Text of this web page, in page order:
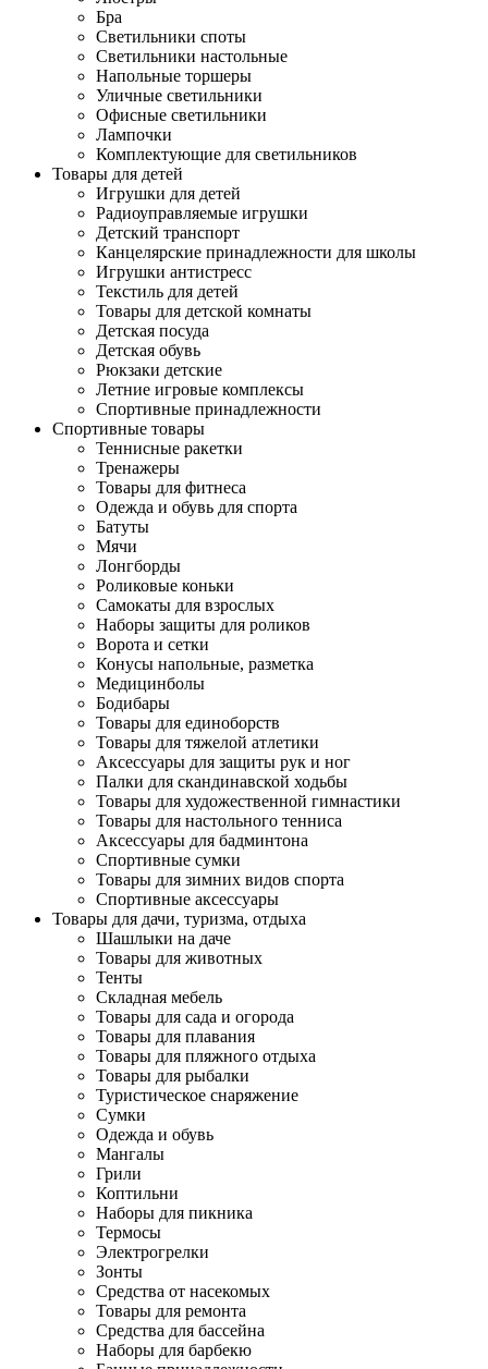
Бра
Светильники споты
Светильники настольные
Напольные торшеры
Уличные светильники
Офисные светильники
Лампочки
Комплектующие для светильников
Товары для детей
Игрушки для детей
Радиоуправляемые игрушки
Детский транспорт
Канцелярские принадлежности для школы
Игрушки антистресс
Текстиль для детей
Товары для детской комнаты
Детская посуда
Детская обувь
Рюкзаки детские
Летние игровые комплексы
Спортивные принадлежности
Спортивные товары
Теннисные ракетки
Тренажеры
Товары для фитнеса
Одежда и обувь для спорта
Батуты
Мячи
Лонгборды
Роликовые коньки
Самокаты для взрослых
Наборы защиты для роликов
Ворота и сетки
Конусы напольные, разметка
Медицинболы
Бодибары
Товары для единоборств
Товары для тяжелой атлетики
Аксессуары для защиты рук и ног
Палки для скандинавской ходьбы
Товары для художественной гимнастики
Товары для настольного тенниса
Аксессуары для бадминтона
Спортивные сумки
Товары для зимних видов спорта
Спортивные аксессуары
Товары для дачи, туризма, отдыха
Шашлыки на даче
Товары для животных
Тенты
Складная мебель
Товары для сада и огорода
Товары для плавания
Товары для пляжного отдыха
Товары для рыбалки
Туристическое снаряжение
Сумки
Одежда и обувь
Мангалы
Грили
Коптильни
Наборы для пикника
Термосы
Электрогрелки
Зонты
Средства от насекомых
Товары для ремонта
Средства для бассейна
Наборы для барбекю